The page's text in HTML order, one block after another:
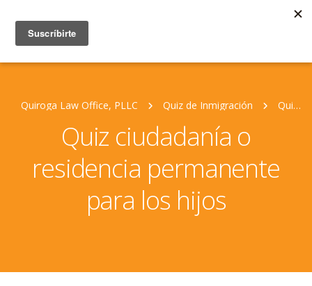
Quiroga Law Office, PLLC Quiz de Inmigración Quiz ciudadanía o residencia permanente para los hijos
Quiz ciudadanía o
residencia permanente
para los hijos